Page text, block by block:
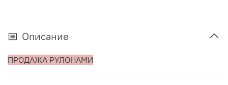
Описание
ПРОДАЖА РУЛОНАМИ